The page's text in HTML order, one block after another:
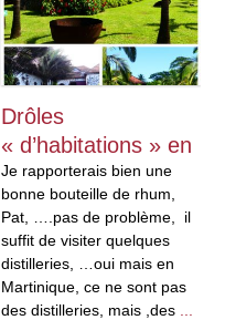
Drôles
« d’habitations » en
Martinique
Je rapporterais bien une
bonne bouteille de rhum,
Pat, ….pas de problème, il
suffit de visiter quelques
distilleries, …oui mais en
Martinique, ce ne sont pas
des distilleries, mais ,des